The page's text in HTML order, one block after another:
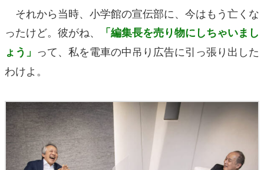
それから当時、小学館の宣伝部に、今はもう亡くな
ったけど。彼がね、
「編集長を売り物にしちゃいまし
ょう」 って、私を電車の中吊り広告に引っ張り出した
わけよ。